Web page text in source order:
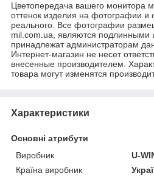
Цветопередача вашего монитора
оттенок изделия на фотографии и
реального. Все фотографии
mil.com.ua, являются подлинными
принадлежат администраторам
Интернет-магазин не несет
внесенные производителем.
товара могут изменятся
Характеристики
Основні атрибути
Виробник
U-
Країна виробник